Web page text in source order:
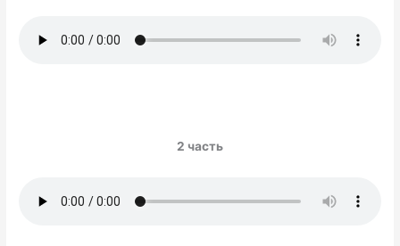
2 часть